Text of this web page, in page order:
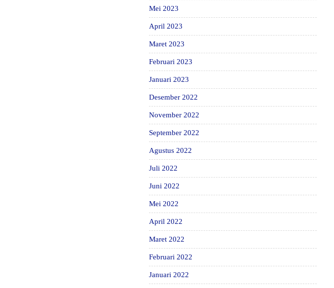
Mei 2023
April 2023
Maret 2023
Februari 2023
Januari 2023
Desember 2022
November 2022
September 2022
Agustus 2022
Juli 2022
Juni 2022
Mei 2022
April 2022
Maret 2022
Februari 2022
Januari 2022